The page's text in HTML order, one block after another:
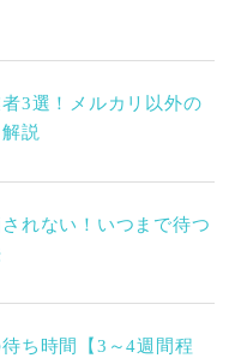
3選！メルカリ以外の
説
れない！いつまで待つ
待ち時間【3～4週間程